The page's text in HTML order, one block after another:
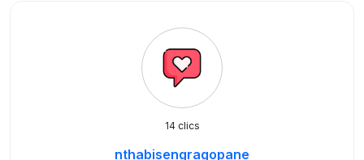
14 clics
nthabisengragopane